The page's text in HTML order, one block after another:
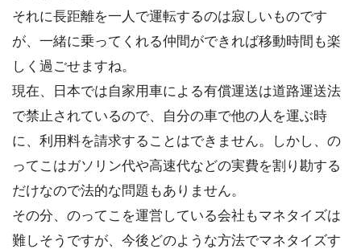
それに長距離を一人で運転するのは寂しいものです
が、一緒に乗ってくれる仲間ができれば移動時間も楽
しく過ごせますね。
現在、日本では自家用車による有償運送は道路運送法
で禁止されているので、自分の車で他の人を運ぶ時
に、利用料を請求することはできません。しかし、の
ってこはガソリン代や高速代などの実費を割り勘する
だけなので法的な問題もありません。
その分、のってこを運営している会社もマネタイズは
難しそうですが、今後どのような方法でマネタイズす